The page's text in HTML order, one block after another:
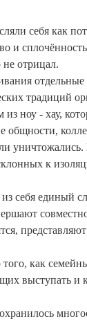
себя как
и
отрицал.
традиций
ноу - хау,
общности,
к
себя единый
как
выступать и